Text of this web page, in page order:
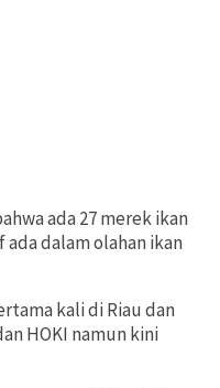
ada 27 merek ikan
dalam olahan ikan
kali di Riau dan
HOKI namun kini